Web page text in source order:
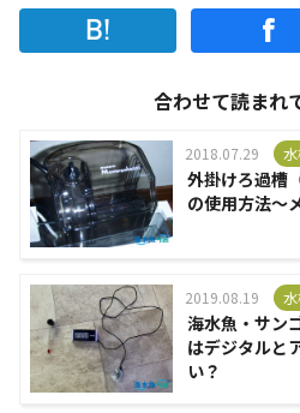
合わせて読まれ
2018.07.29
外掛けろ過槽
の使用方法～
2019.08.19
海水魚・サン
はデジタルと
い？